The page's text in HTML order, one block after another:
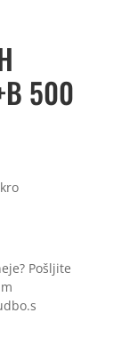
500
Pošljite